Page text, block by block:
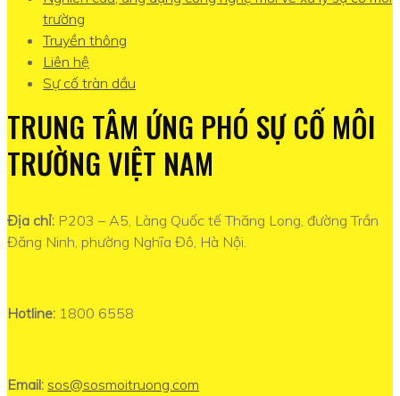
trường
Truyền thông
Liên hệ
Sự cố tràn dầu
TRUNG TÂM ỨNG PHÓ SỰ CỐ MÔI
TRƯỜNG VIỆT NAM
Địa chỉ: P203 – A5, Làng Quốc tế Thăng Long, đường Trần
Đăng Ninh, phường Nghĩa Đô, Hà Nội.
Hotline: 1800 6558
Email: sos@sosmoitruong.com